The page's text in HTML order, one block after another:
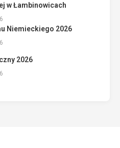
w Łambinowicach
Niemieckiego 2026
2026